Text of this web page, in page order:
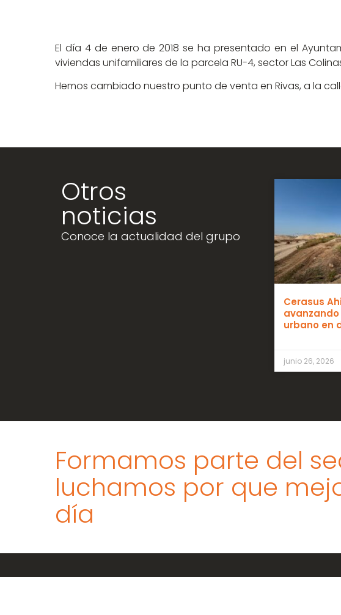
El día 4 de enero de 2018 se ha presentado en el
viviendas unifamiliares de la parcela RU-4, sector Las
Hemos cambiado nuestro punto de venta en Rivas, a la
Otros
noticias
Conoce la actualidad del grupo
Cerasus
urbano en
junio 26, 2026
Formamos parte del
luchamos por que
día